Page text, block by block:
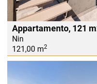
Appartamento, 121
Nin
121,00 m2